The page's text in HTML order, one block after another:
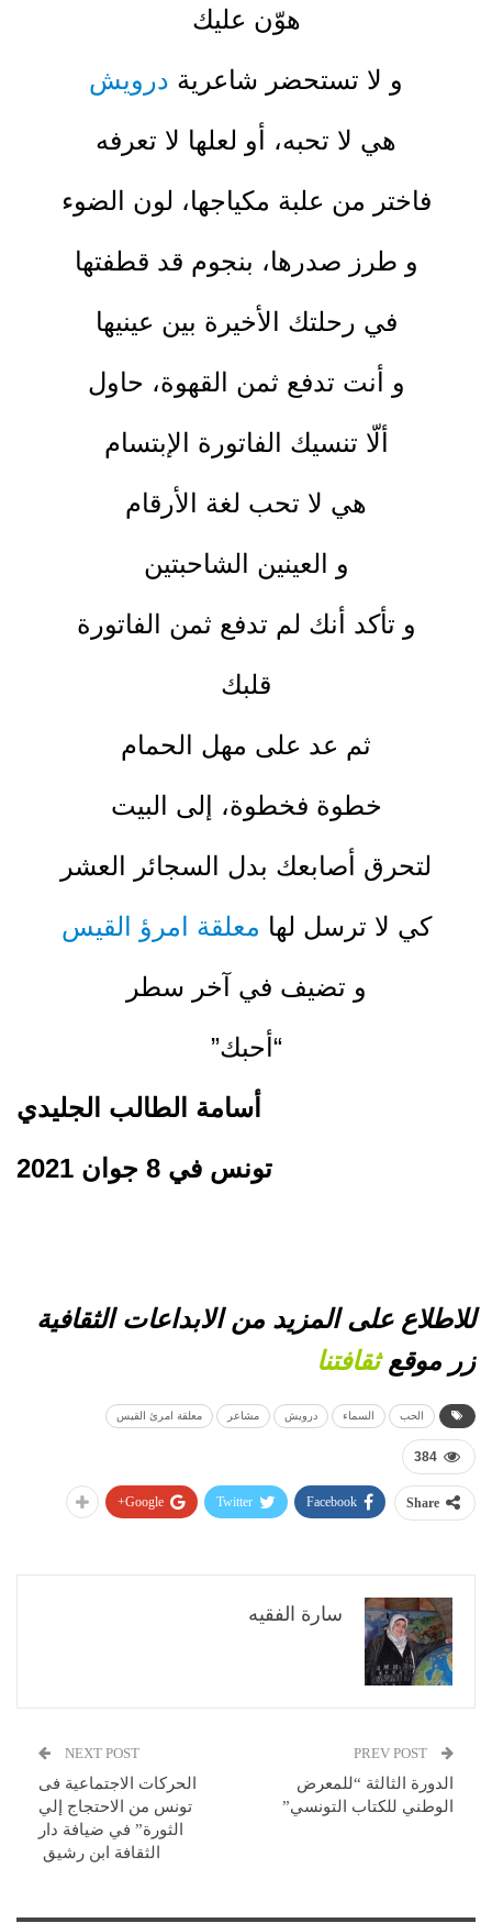
هوّن عليك
و لا تستحضر شاعرية درويش
هي لا تحبه، أو لعلها لا تعرفه
فاختر من علبة مكياجها، لون الضوء
و طرز صدرها، بنجوم قد قطفتها
في رحلتك الأخيرة بين عينيها
و أنت تدفع ثمن القهوة، حاول
ألّا تنسيك الفاتورة الإبتسام
هي لا تحب لغة الأرقام
و العينين الشاحبتين
و تأكد أنك لم تدفع ثمن الفاتورة
قلبك
ثم عد على مهل الحمام
خطوة فخطوة، إلى البيت
لتحرق أصابعك بدل السجائر العشر
كي لا ترسل لها معلقة امرؤ القيس
و تضيف في آخر سطر
“أحبك”
أسامة الطالب الجليدي
تونس في 8 جوان 2021
للاطلاع على المزيد من الابداعات الثقافية
زر موقعثقافتنا
الحب السماء درويش مشاعر معلقة امرئ القيس
384
Share
Facebook
Twitter
Google+
سارة الفقيه
الدورة الثالثة “للمعرض
الوطني للكتاب التونسي”
NEXT POST
الحركات الاجتماعية فى
تونس من الاحتجاج إلي
الثورة” في ضيافة دار
الثقافة ابن رشيق